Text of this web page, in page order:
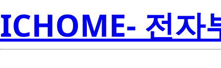
ICHOME- 전자